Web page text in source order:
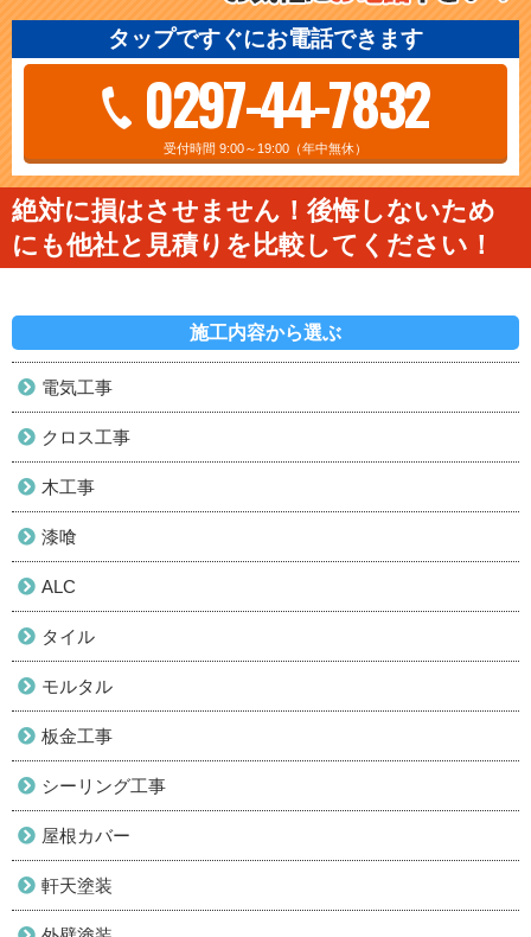
タップですぐにお電話できます
0297-44-7832
受付時間 9:00～19:00（年中無休）
絶対に損はさせません！後悔しないため
にも他社と見積りを比較してください！
施工内容から選ぶ
電気工事
クロス工事
木工事
漆喰
ALC
タイル
モルタル
板金工事
シーリング工事
屋根カバー
軒天塗装